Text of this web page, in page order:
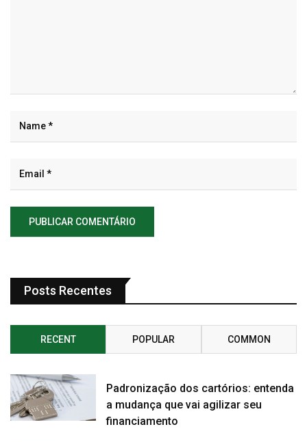
Posts Recentes
RECENT POPULAR COMMON
Padronização dos cartórios: entenda
a mudança que vai agilizar seu
financiamento